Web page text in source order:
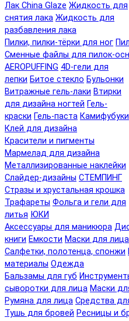
Лак China Glaze Жидкость для
снятия лака Жидкость для
разбавления лака
Пилки, пилки-тёрки для ног
Сменные файлы для пилок-
AEROPUFFING 4D-гели для
лепки Битое стекло Бульонки
Витражные гель-лаки Втирки
для дизайна ногтей Гель-
краски Гель-паста Камифубуки
Клей для дизайна
Красители и пигменты
Мармелад для дизайна
Металлизированные наклейки
Слайдер-дизайны СТЕМПИНГ
Стразы и хрустальная крошка
Трафареты Фольга и гели для
литья ЮКИ
Аксессуары для маникюра
книги Емкости Маски для лица
Салфетки, полотенца, спонжи
материалы Одежда
Бальзамы для губ
сыворотки для лица Маски
Румяна для лица Средства
Тушь для бровей Ресницы и